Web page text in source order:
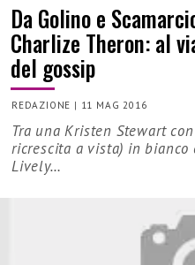
Da Golino e
Charlize Theron: al
del gossip
REDAZIONE | 11 MAG 2016
Tra una Kristen Stewart
ricrescita a vista) in bianco
Lively…